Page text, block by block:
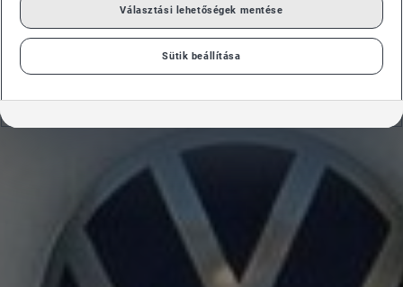
Választási lehetőségek mentése
Sütik beállítása